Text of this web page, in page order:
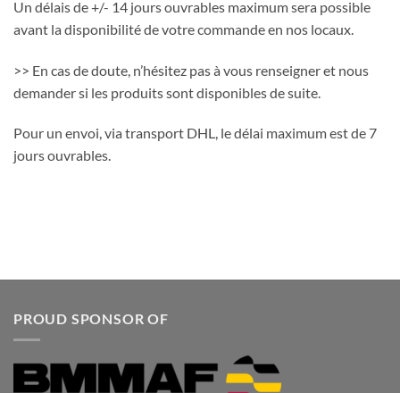
Un délais de +/- 14 jours ouvrables maximum sera possible
avant la disponibilité de votre commande en nos locaux.
>> En cas de doute, n’hésitez pas à vous renseigner et nous
demander si les produits sont disponibles de suite.
Pour un envoi, via transport DHL, le délai maximum est de 7
jours ouvrables.
PROUD SPONSOR OF